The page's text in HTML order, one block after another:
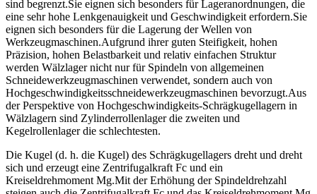
sind begrenzt.Sie eignen sich besonders für Lageranordnungen, die
eine sehr hohe Lenkgenauigkeit und Geschwindigkeit erfordern.Sie
eignen sich besonders für die Lagerung der Wellen von
Werkzeugmaschinen.Aufgrund ihrer guten Steifigkeit, hohen
Präzision, hohen Belastbarkeit und relativ einfachen Struktur
werden Wälzlager nicht nur für Spindeln von allgemeinen
Schneidewerkzeugmaschinen verwendet, sondern auch von
Hochgeschwindigkeitsschneidewerkzeugmaschinen bevorzugt.Aus
der Perspektive von Hochgeschwindigkeits-Schrägkugellagern in
Wälzlagern sind Zylinderrollenlager die zweiten und
Kegelrollenlager die schlechtesten.
Die Kugel (d. h. die Kugel) des Schrägkugellagers dreht und dreht
sich und erzeugt eine Zentrifugalkraft Fc und ein
Kreiseldrehmoment Mg.Mit der Erhöhung der Spindeldrehzahl